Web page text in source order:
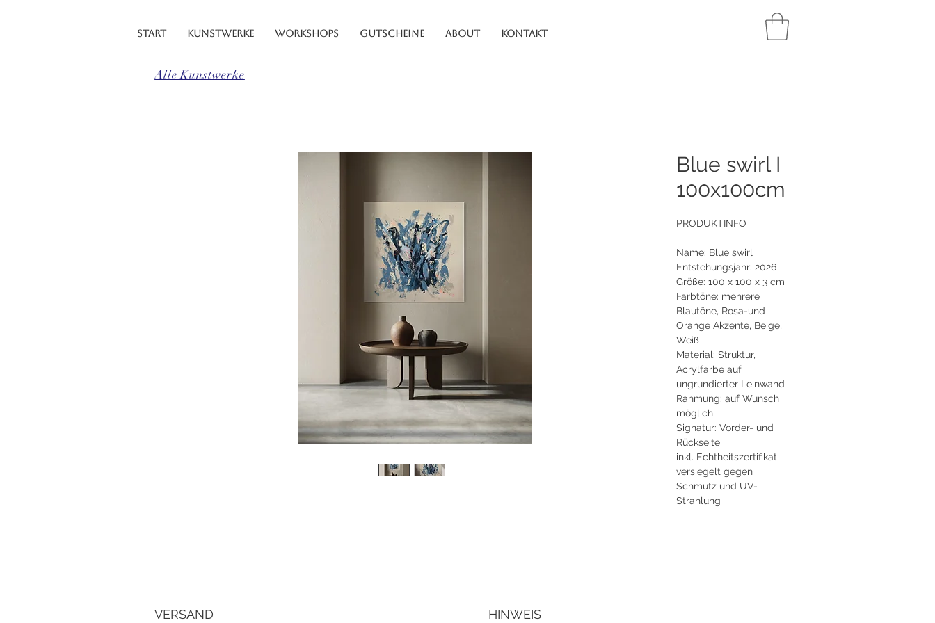
START KUNSTWERKE WORKSHOPS GUTSCHEINE ABOUT KONTAKT
Blue swirl I
100x100cm
PRODUKTINFO
Name: Blue swirl
Entstehungsjahr: 2026
Größe: 100 x 100 x 3 cm
Farbtöne: mehrere
Blautöne, Rosa-und
Orange Akzente, Beige,
Weiß
Material: Struktur,
Acrylfarbe auf
ungrundierter Leinwand
Rahmung: auf Wunsch
möglich
Signatur: Vorder- und
Rückseite
inkl. Echtheitszertifikat
versiegelt gegen
Schmutz und UV-
Strahlung
VERSAND HINWEIS
Alle Kunstwerke